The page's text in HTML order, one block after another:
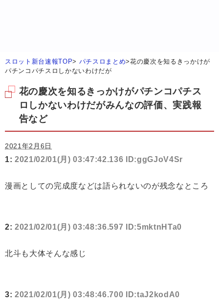
スロット新台速報TOP> パチスロまとめ>花の慶次を知るきっかけが
パチンコパチスロしかないわけだが
花の慶次を知るきっかけがパチンコパチス
ロしかないわけだがみんなの評価、実践報
告など
2021年2月6日
1: 2021/02/01(月) 03:47:42.136 ID:ggGJoV4Sr
漫画としての完成度などは語られないのが残念なところ
2: 2021/02/01(月) 03:48:36.597 ID:5mktnHTa0
北斗も大体そんな感じ
3: 2021/02/01(月) 03:48:46.700 ID:taJ2kodA0